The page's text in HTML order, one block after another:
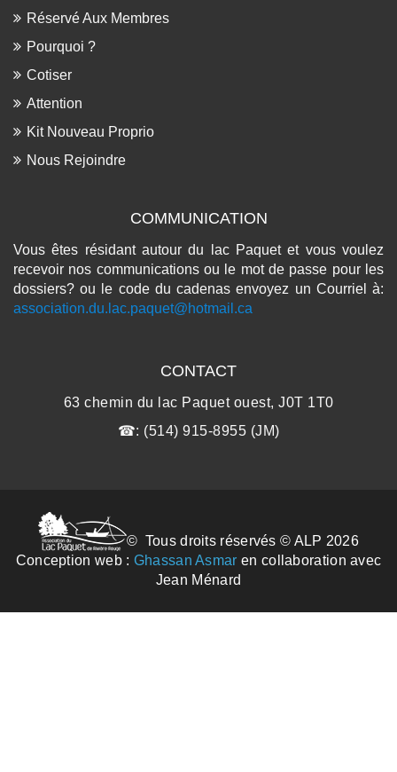
Réservé Aux Membres
Pourquoi ?
Cotiser
Attention
Kit Nouveau Proprio
Nous Rejoindre
COMMUNICATION
Vous êtes résidant autour du lac Paquet et vous voulez
recevoir nos communications ou le mot de passe pour les
dossiers? ou le code du cadenas envoyez un Courriel à:
association.du.lac.paquet@hotmail.ca
CONTACT
63 chemin du lac Paquet ouest, J0T 1T0
☎: (514) 915-8955 (JM)
© Tous droits réservés © ALP 2026
Conception web : Ghassan Asmar en collaboration avec
Jean Ménard